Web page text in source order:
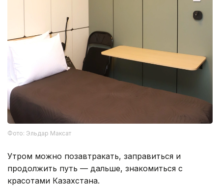
Фото: Эльдар Максат
Утром можно позавтракать, заправиться и
продолжить путь — дальше, знакомиться с
красотами Казахстана.